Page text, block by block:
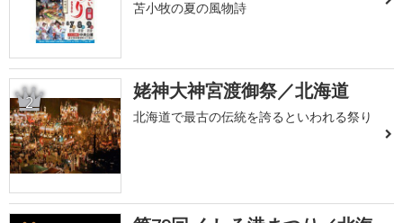
苫小牧の夏の風物詩
2 姥神大神宮渡御祭／北海道
北海道で最古の伝統を誇るといわれる祭り